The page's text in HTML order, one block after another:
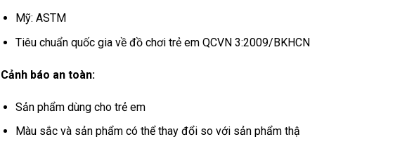
Mỹ: ASTM
Tiêu chuẩn quốc gia về đồ chơi trẻ em QCVN 3:2009/BKHCN
Cảnh báo an toàn:
Sản phẩm dùng cho trẻ em
Màu sắc và sản phẩm có thể thay đổi so với sản phẩm thậ